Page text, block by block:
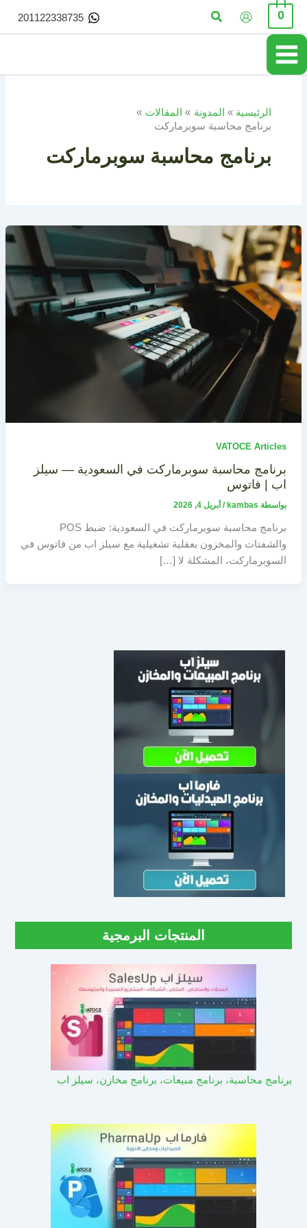
تخطي
المحتوى
0 البحث 201122338735
الرئيسية المدونة
المقالات
برنامج محاسبة سوبرماركت
برنامج محاسبة سوبرماركت
VATOCE Articles
برنامج محاسبة سوبرماركت في السعودية — سيلز
اب | فاتوس
بواسطة kambas
/ أبريل 4, 2026
برنامج محاسبة سوبرماركت في السعودية: ضبط POS
والشفتات والمخزون بعقلية تشغيلية مع سيلز اب من فاتوس في
السوبرماركت، المشكلة لا […]
المنتجات البرمجية
برنامج محاسبة، برنامج مبيعات، برنامج مخازن، سيلز اب